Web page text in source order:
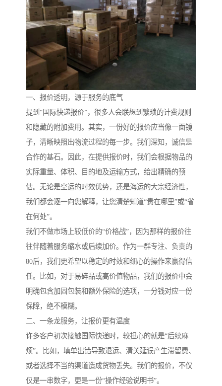
一、报价透明，源于服务的底气
提到“国际快递报价”，很多人会联想到繁琐的计费规则
和隐藏的附加费用。其实，一份好的报价应当像一面镜
子，清晰映照出物流过程的每一步。我们深知，诚信是
合作的基石。因此，在提供报价时，我们会根据物品的
实际重量、体积、目的地及运输方式，给出精确的预
估。无论是空运的时效优势，还是海运的大宗经济性，
我们都会逐一向您解释，让您清楚知道“贵在哪里”或“省
在何处”。
我们不做市场上较低价的“价格战”，因为那样的报价往
往伴随着服务缩水或后续加价。作为一群专注、负责的
80后，我们更希望以稳定的时效和细心的操作来赢得信
任。比如，对于易碎品或高价值物品，我们的报价中会
明确包含加固包装和额外保险的选项，一分钱对应一份
保障，绝不模糊。
二、一条龙服务，让报价更有温度
许多客户初次接触国际快递时，较担心的就是“后续麻
烦”。比如，填单出错导致退运、清关延误产生滞留费、
或者选择不当的渠道造成货物丢失。我们的报价，不仅
仅是一串数字，更是一份“操作经验说明书”。